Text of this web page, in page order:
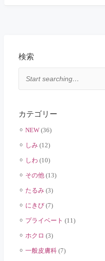
検索
カテゴリー
NEW(36)
しみ(12)
しわ (10)
その他(13)
たるみ(3)
にきび(7)
プライベート (11)
ホクロ (3)
一般皮膚科(7)